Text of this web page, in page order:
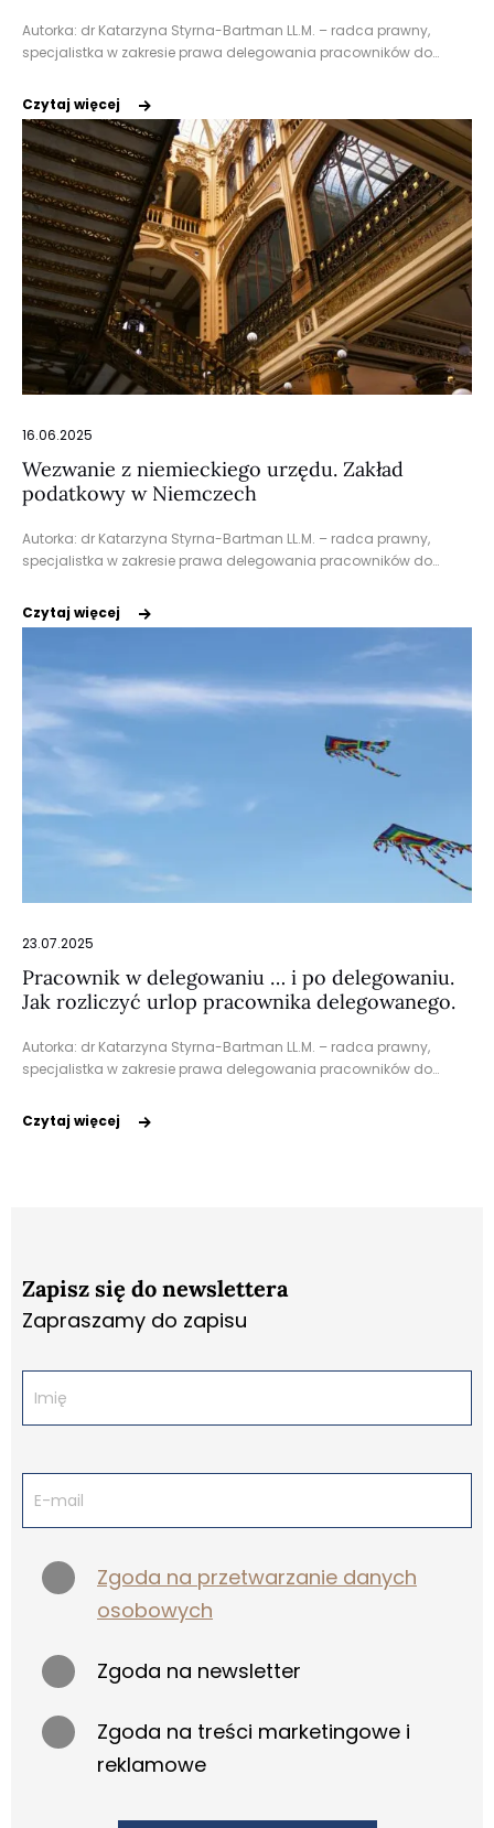
Autorka: dr Katarzyna Styrna-Bartman LL.M. – radca prawny,
specjalistka w zakresie prawa delegowania pracowników do…
Czytaj więcej
16.06.2025
Wezwanie z niemieckiego urzędu. Zakład
podatkowy w Niemczech
Autorka: dr Katarzyna Styrna-Bartman LL.M. – radca prawny,
specjalistka w zakresie prawa delegowania pracowników do…
Czytaj więcej
23.07.2025
Pracownik w delegowaniu … i po delegowaniu.
Jak rozliczyć urlop pracownika delegowanego.
Autorka: dr Katarzyna Styrna-Bartman LL.M. – radca prawny,
specjalistka w zakresie prawa delegowania pracowników do…
Czytaj więcej
Zapisz się do newslettera
Zapraszamy do zapisu
Zgoda na przetwarzanie danych
osobowych
Zgoda na newsletter
Zgoda na treści marketingowe i
reklamowe